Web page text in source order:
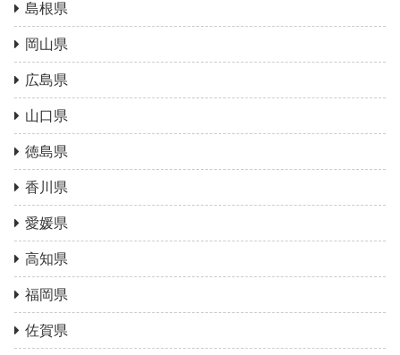
島根県
岡山県
広島県
山口県
徳島県
香川県
愛媛県
高知県
福岡県
佐賀県